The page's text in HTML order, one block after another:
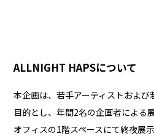
ALLNIGHT HAPSについて
本企画は、若手アーティストおよ
目的とし、年間2名の企画者による
オフィスの1階スペースにて終夜展